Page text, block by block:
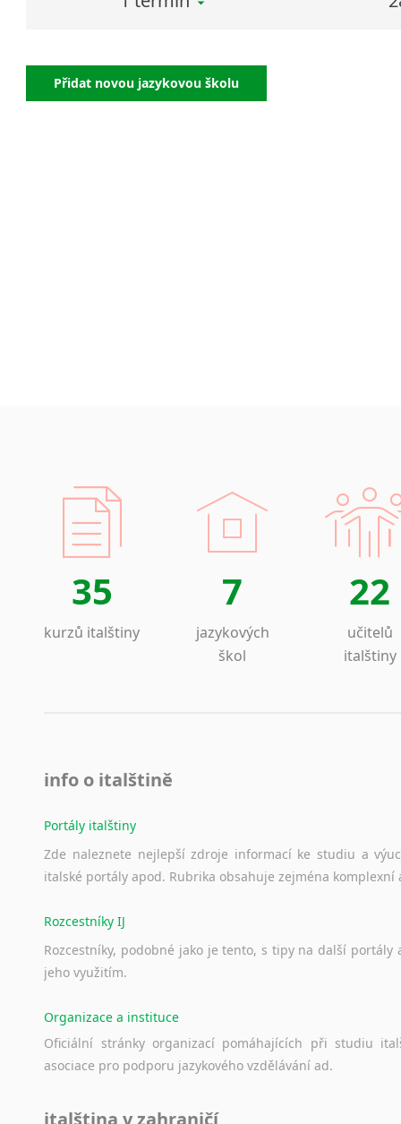
Přidat novou jazykovou školu
35
kurzů italštiny
7
jazykových
škol
22
učitelů
italštiny
info o italštině
Portály italštiny
Zde naleznete nejlepší zdroje informací ke studiu a
italské portály apod. Rubrika obsahuje zejména komplexní
Rozcestníky IJ
Rozcestníky, podobné jako je tento, s tipy na další portály
jeho využitím.
Organizace a instituce
Oficiální stránky organizací pomáhajících při studiu
asociace pro podporu jazykového vzdělávání ad.
italština v zahraničí